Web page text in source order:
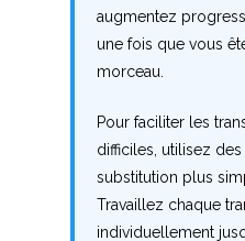
augmentez
une fois que vous
morceau.
Pour faciliter les
difficiles, utilisez
substitution plus
Travaillez chaque
individuellement